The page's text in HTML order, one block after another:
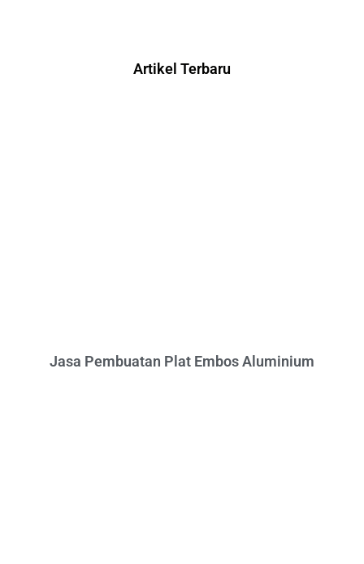
Artikel Terbaru
Jasa Pembuatan Plat Embos Aluminium